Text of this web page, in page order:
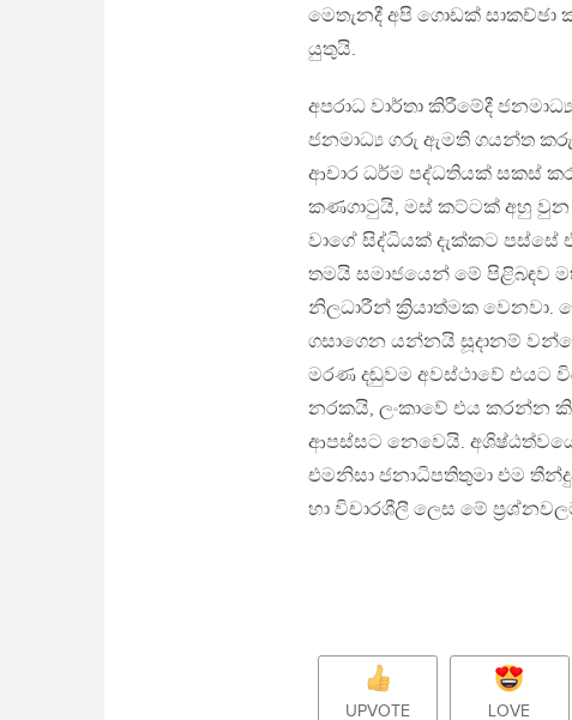
මෙතැනදී අපි ගොඩක් සාකච්ඡා
යුතුයි.
අපරාධ වාර්තා කිරීමේදී
ජනමාධ්‍ය ගරු ඇමති ගයන්ත
ආචාර ධර්ම පද්ධතියක් සකස්
කණගාටුයි, මස් කට්ටක් අහු වුන
වාගේ සිද්ධියක් දැක්කට පස්සේ
තමයි සමාජයෙන් මේ පිළිබඳව
නිලධාරීන් ක්‍රියාත්මක වෙනවා.
ගසාගෙන යන්නයි සූදානම්
මරණ දඬුවම අවස්ථාවේ එයට
නරකයි, ලංකාවේ එය කරන්න
ආපස්සට නෙවෙයි.
එමනිසා ජනාධිපතිතුමා එම
හා විචාරශීලී ලෙස මේ
UPVOTE LOVE